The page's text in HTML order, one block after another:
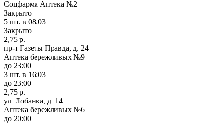
Соцфарма Аптека №2
Закрыто
5 шт. в 08:03
Закрыто
2,75 р.
пр-т Газеты Правда, д. 24
Аптека бережливых №9
до 23:00
3 шт. в 16:03
до 23:00
2,75 р.
ул. Лобанка, д. 14
Аптека бережливых №6
до 20:00